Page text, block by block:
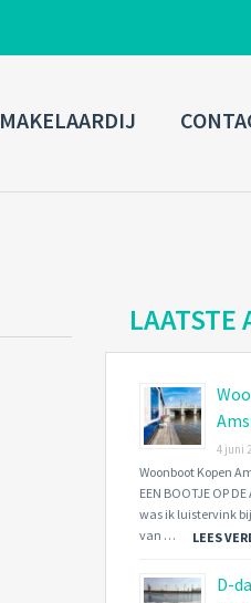
Username
Connect
Forgot
password?
MAKELAARDIJ
LAATSTE
4 juni
Woonboot Kopen
EEN BOOTJE OP
was ik luistervink
van …
LEES
D-